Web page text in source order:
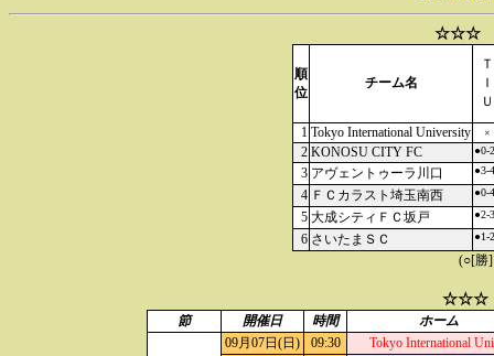
☆☆☆
順
位
チーム名
Ｔ
Ｉ
Ｕ
1 Tokyo International University ×
2 KONOSU CITY FC ●0-2
3 アヴェントゥーラ川口 ●3-4
4 ＦＣカラスト埼玉南西 ●0-4
5 大成シティＦＣ坂戸 ●2-3
6 さいたまＳＣ ●1-2
(○[勝
☆☆☆
節 開催日 時間 ホーム
09月07日(日) 09:30
Tokyo International